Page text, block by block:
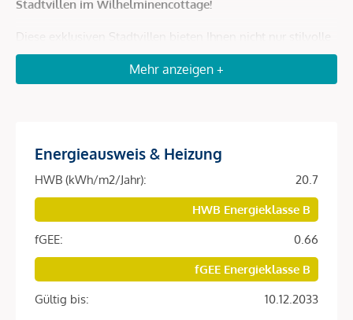
Stadtvillen im Wilhelminencottage!
Diese exklusiven Stadtvillen bieten Ihnen nicht nur stilvolle
Wohnungen, sondern auch die seltene Gelegenheit, ein
hochwertiges Zuhause in einer grünen, dennoch zentralen
wahren Juwel für anspruchsvolle Wohnungssuchende.
In den fünf eleganten Stadtvillen stehen insgesamt 126
hochwertige Wohnungen und 100 Garagenstellplätze zur
Verfügung, eingebettet in eine großzügige, parkähnliche
Grünanlage. Diese erstklassige Cottage-Lage bietet nicht
nur Ruhe und Erholung, sondern auch eine perfekte
Anbindung an die städtische Infrastruktur.
Mehr anzeigen +
Energieausweis & Heizung
HWB (kWh/m2/Jahr):
20.7
HWB Energieklasse B
fGEE:
0.66
fGEE Energieklasse B
Gültig bis:
10.12.2033